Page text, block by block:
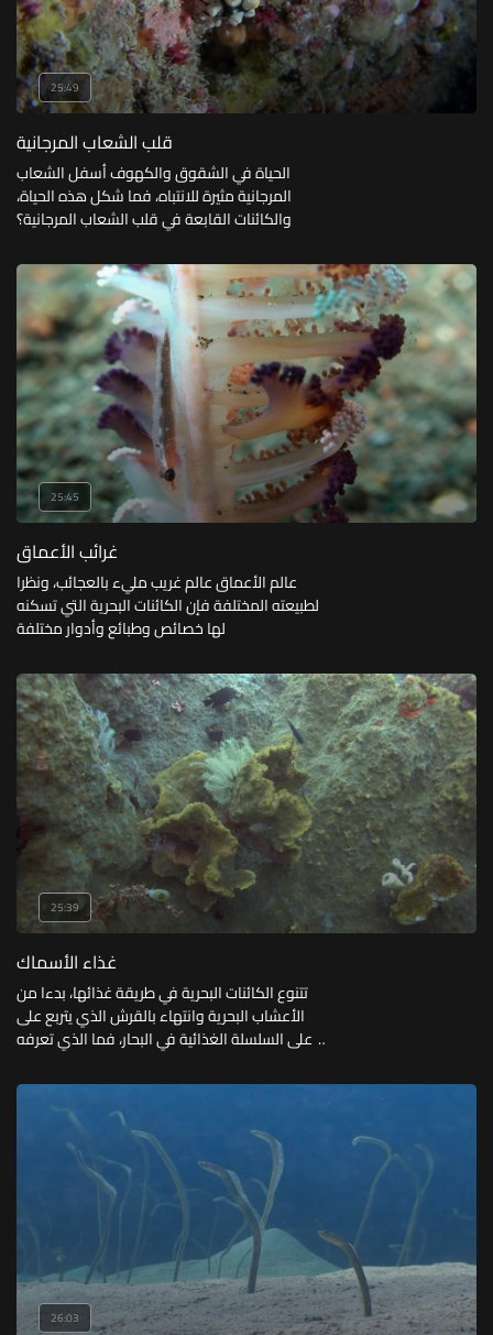
25:49
قلب الشعاب المرجانية
الحياة في الشقوق والكهوف أسفل الشعاب
المرجانية مثيرة للانتباه، فما شكل هذه الحياة،
والكائنات القابعة في قلب الشعاب المرجانية؟
25:45
غرائب الأعماق
عالم الأعماق عالم غريب مليء بالعجائب، ونظرا
لطبيعته المختلفة فإن الكائنات البحرية التي تسكنه
لها خصائص وطبائع وأدوار مختلفة
25:39
غذاء الأسماك
تتنوع الكائنات البحرية في طريقة غذائها، بدءا من
الأعشاب البحرية وانتهاء بالقرش الذي يتربع على
أعلى السلسلة الغذائية في البحار، فما الذي تعرفه
26:03